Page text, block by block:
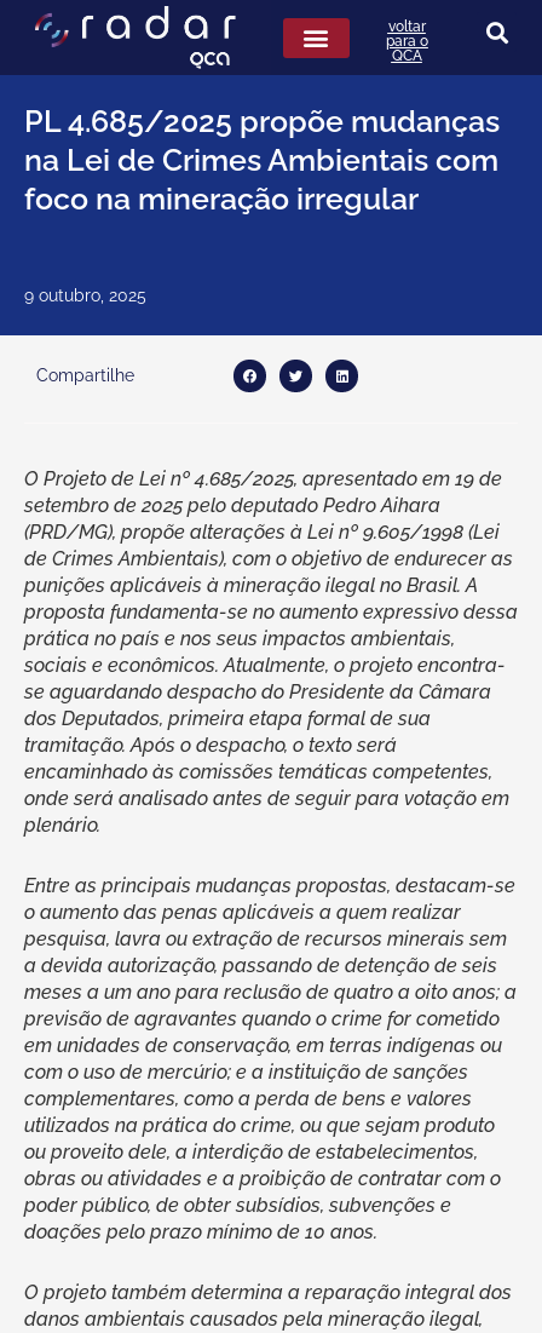
voltar
para o
QCA
PL 4.685/2025 propõe mudanças
na Lei de Crimes Ambientais com
foco na mineração irregular
9 outubro, 2025
Compartilhe
O Projeto de Lei nº 4.685/2025, apresentado em 19 de
setembro de 2025 pelo deputado Pedro Aihara
(PRD/MG), propõe alterações à Lei nº 9.605/1998 (Lei
de Crimes Ambientais), com o objetivo de endurecer as
punições aplicáveis à mineração ilegal no Brasil. A
proposta fundamenta-se no aumento expressivo dessa
prática no país e nos seus impactos ambientais,
sociais e econômicos. Atualmente, o projeto encontra-
se aguardando despacho do Presidente da Câmara
dos Deputados, primeira etapa formal de sua
tramitação. Após o despacho, o texto será
encaminhado às comissões temáticas competentes,
onde será analisado antes de seguir para votação em
plenário.
Entre as principais mudanças propostas, destacam-se
o aumento das penas aplicáveis a quem realizar
pesquisa, lavra ou extração de recursos minerais sem
a devida autorização, passando de detenção de seis
meses a um ano para reclusão de quatro a oito anos; a
previsão de agravantes quando o crime for cometido
em unidades de conservação, em terras indígenas ou
com o uso de mercúrio; e a instituição de sanções
complementares, como a perda de bens e valores
utilizados na prática do crime, ou que sejam produto
ou proveito dele, a interdição de estabelecimentos,
obras ou atividades e a proibição de contratar com o
poder público, de obter subsídios, subvenções e
doações pelo prazo mínimo de 10 anos.
O projeto também determina a reparação integral dos
danos ambientais causados pela mineração ilegal,